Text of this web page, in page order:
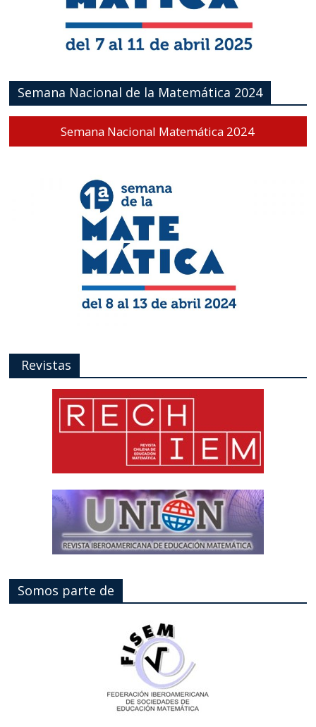
Semana Nacional de la Matemática 2024
Semana Nacional Matemática 2024
Revistas
Somos parte de